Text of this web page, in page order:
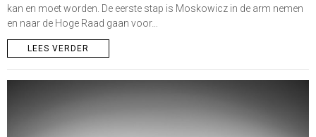
kan en moet worden. De eerste stap is Moskowicz in de arm nemen
en naar de Hoge Raad gaan voor…
LEES VERDER